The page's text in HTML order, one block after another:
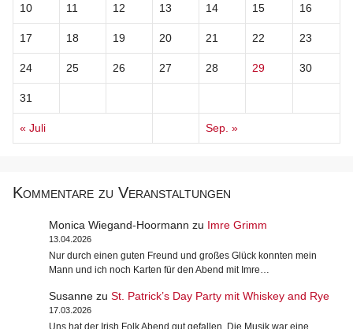
10 11 12 13 14 15 16
17 18 19 20 21 22 23
24 25 26 27 28 29 30
31
« Juli Sep. »
Kommentare zu Veranstaltungen
Monica Wiegand-Hoormann zu Imre Grimm
13.04.2026
Nur durch einen guten Freund und großes Glück konnten mein
Mann und ich noch Karten für den Abend mit Imre…
Susannezu St. Patrick’s Day Party mit Whiskey and Rye
17.03.2026